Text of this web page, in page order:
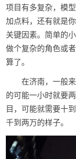
项目有多复杂，模
加点料，还有就是
关键因素。简单的
做个复杂的角色或
算了。
在济南，一般
的可能一小时就要
目，可能就需要十
千到两万的样子。